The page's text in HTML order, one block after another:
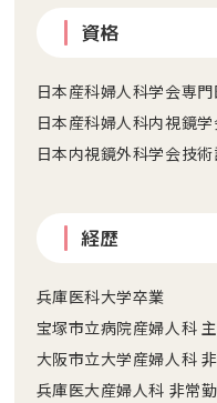
資格
日本産科婦人科学会専
日本産科婦人科内視鏡学
日本内視鏡外科学会技
経歴
兵庫医科大学卒業
宝塚市立病院産婦人科
大阪市立大学産婦人科
兵庫医大産婦人科 非常